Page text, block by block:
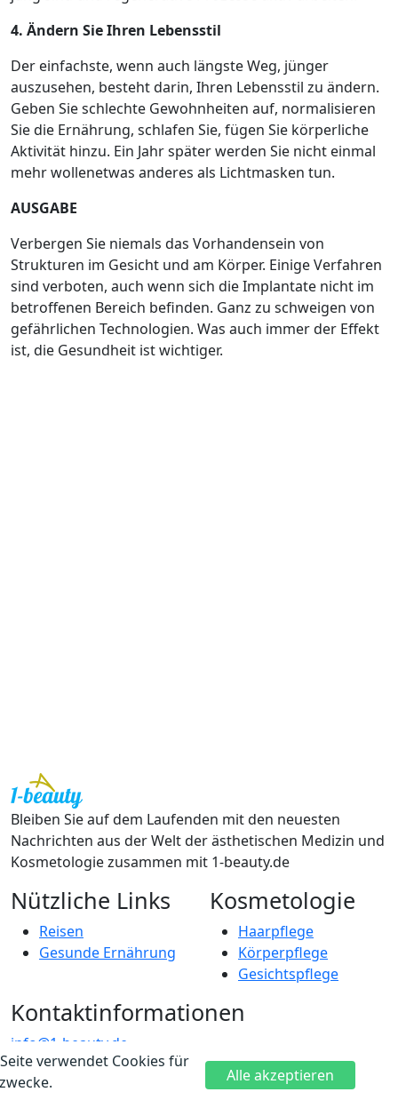
4. Ändern Sie Ihren Lebensstil
Der einfachste, wenn auch längste Weg, jünger
auszusehen, besteht darin, Ihren Lebensstil zu ändern.
Geben Sie schlechte Gewohnheiten auf, normalisieren
Sie die Ernährung, schlafen Sie, fügen Sie körperliche
Aktivität hinzu. Ein Jahr später werden Sie nicht einmal
mehr wollenetwas anderes als Lichtmasken tun.
AUSGABE
Verbergen Sie niemals das Vorhandensein von
Strukturen im Gesicht und am Körper. Einige Verfahren
sind verboten, auch wenn sich die Implantate nicht im
betroffenen Bereich befinden. Ganz zu schweigen von
gefährlichen Technologien. Was auch immer der Effekt
ist, die Gesundheit ist wichtiger.
Bleiben Sie auf dem Laufenden mit den neuesten
Nachrichten aus der Welt der ästhetischen Medizin und
Kosmetologie zusammen mit 1-beauty.de
Nützliche Links
Reisen
Gesunde Ernährung
Kosmetologie
Haarpflege
Körperpflege
Gesichtspflege
Kontaktinformationen
info@1-beauty.de
Voltairestraße 3a, 10179 Berlin
© 2022 Alle Rechte vorbehalten https://1-beauty.de
verwendet Cookies für
Alle akzeptieren